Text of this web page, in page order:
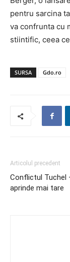
pentru sarcina
va confrunta cu
stiintific, ceea
SURSA Gdo.ro
Articolul precedent
Conflictul Tuchel
aprinde mai tare